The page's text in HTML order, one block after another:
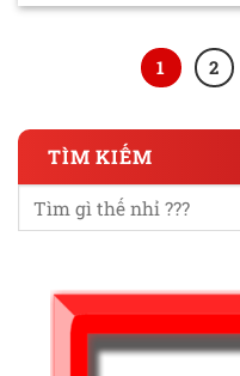
1 2
TÌM KIẾM